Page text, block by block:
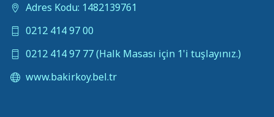
Adres Kodu: 1482139761
0212 414 97 00
0212 414 97 77 (Halk Masası için 1'i tuşlayınız.)
www.bakirkoy.bel.tr